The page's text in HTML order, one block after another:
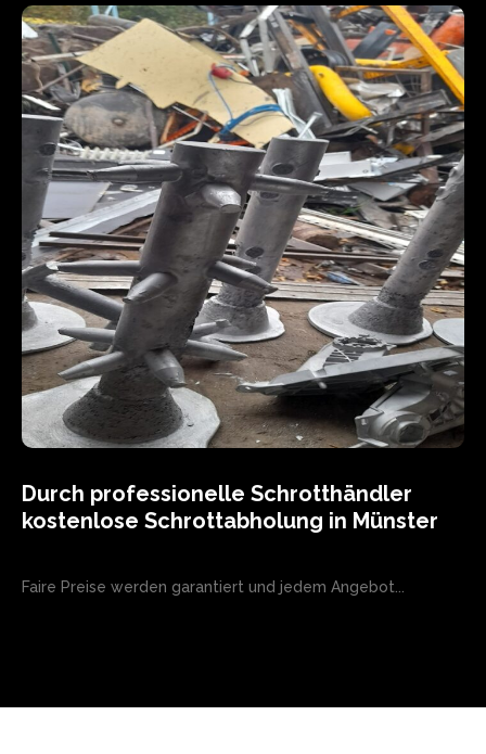
Durch professionelle Schrotthändler
kostenlose Schrottabholung in Münster
Faire Preise werden garantiert und jedem Angebot...